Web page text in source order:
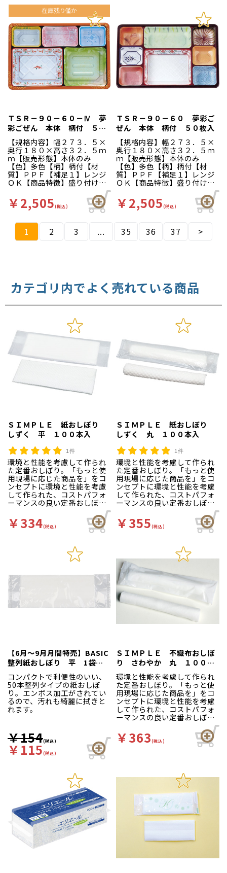
ＴＳＲ－９０－６０－Ⅳ 夢
彩ごぜん 本体 柄付 ５０
枚入
【規格内容】幅２７３．５×
奥行１８０×高さ３２．５ｍ
ｍ【販売形態】本体のみ
【色】多色【柄】柄付【材
質】ＰＰＦ【補足１】レンジ
ＯＫ【商品特徴】盛り付けや
すく、素材の見た目を引き立
てる夢彩ごぜんシリーズ。
￥2,505(税込)
ＴＳＲ－９０－６０ 夢彩ご
ぜん 本体 柄付 ５０枚入
【規格内容】幅２７３．５×
奥行１８０×高さ３２．５ｍ
ｍ【販売形態】本体のみ
【色】多色【柄】柄付【材
質】ＰＰＦ【補足１】レンジ
ＯＫ【商品特徴】盛り付けや
すく、素材の見た目を引き立
てる夢彩ごぜんシリーズ。
￥2,505(税込)
1 2 3 ... 35 36 37 >
カテゴリ内でよく売れている商品
ＳＩＭＰＬＥ 紙おしぼり
しずく 平 １００本入
1件
環境と性能を考慮して作られ
た定番おしぼり。「もっと使
用現場に応じた商品を」をコ
ンセプトに環境と性能を考慮
して作られた、コストパフォ
ーマンスの良い定番おしぼり
です！紙製と不織布製からお
選びいただけます。
￥334(税込)
ＳＩＭＰＬＥ 紙おしぼり
しずく 丸 １００本入
1件
環境と性能を考慮して作られ
た定番おしぼり。「もっと使
用現場に応じた商品を」をコ
ンセプトに環境と性能を考慮
して作られた、コストパフォ
ーマンスの良い定番おしぼり
です！紙製と不織布製からお
選びいただけます。
￥355(税込)
【6月～9月月間特売】BASIC
整列紙おしぼり 平 1袋
（50本入）
コンパクトで利便性のいい、
50本整列タイプの紙おしぼ
り。エンボス加工がされてい
るので、汚れも綺麗に拭きと
れます。
￥154(税込)
￥115(税込)
ＳＩＭＰＬＥ 不織布おしぼ
り さわやか 丸 １００本
入
環境と性能を考慮して作られ
た定番おしぼり。「もっと使
用現場に応じた商品を」をコ
ンセプトに環境と性能を考慮
して作られた、コストパフォ
ーマンスの良い定番おしぼり
です！紙製と不織布製からお
選びいただけます。
￥363(税込)